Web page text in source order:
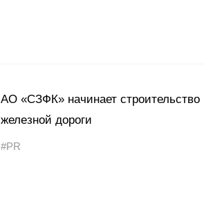
АО «СЗФК» начинает строительство
железной дороги
#PR